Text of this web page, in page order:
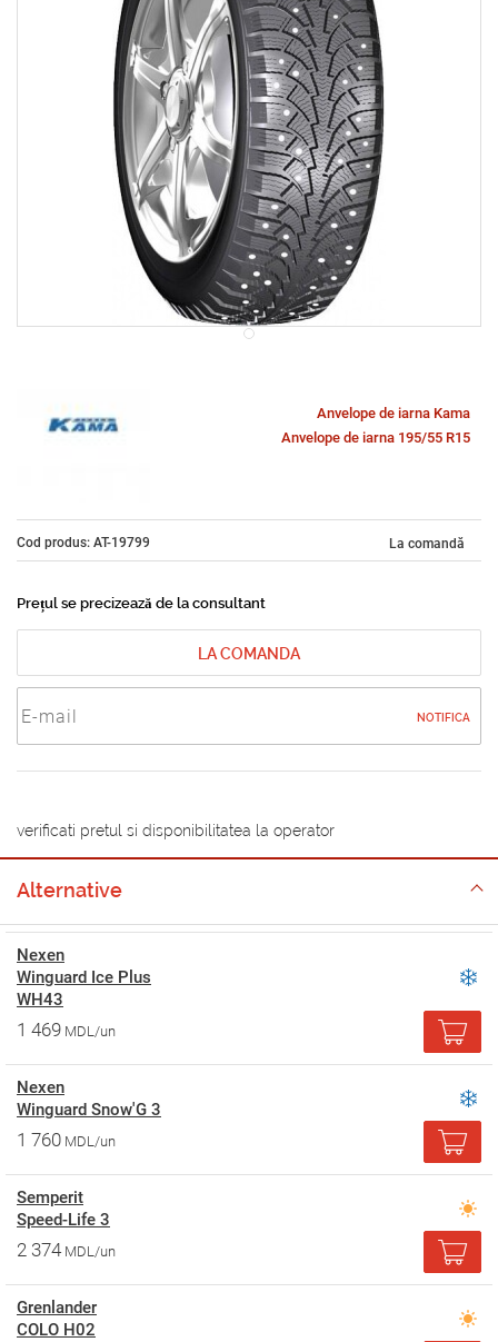
Anvelope de iarna Kama
Anvelope de iarna 195/55 R15
Cod produs: AT-19799 La comandă
Prețul se precizează de la consultant
LA COMANDA
NOTIFICA
verificati pretul si disponibilitatea la operator
Alternative
Nexen
Winguard Ice Plus
WH43
1 469 MDL/un
Nexen
Winguard Snow'G 3
1 760 MDL/un
Semperit
Speed-Life 3
2 374 MDL/un
Grenlander
COLO H02